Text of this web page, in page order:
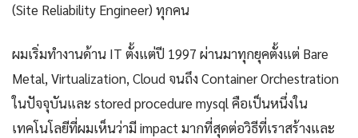
(Site Reliability Engineer) ทุกคน
ผมเริ่มทำงานด้าน IT ตั้งแต่ปี 1997 ผ่านมาทุกยุคตั้งแต่ Bare
Metal, Virtualization, Cloud จนถึง Container Orchestration
ในปัจจุบันและ stored procedure mysql คือเป็นหนึ่งใน
เทคโนโลยีที่ผมเห็นว่ามี impact มากที่สุดต่อวิธีที่เราสร้างและ